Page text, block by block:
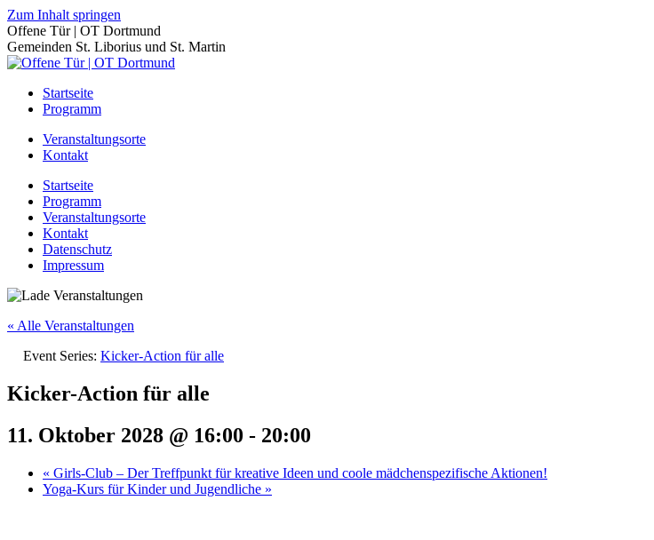
Zum Inhalt springen
Offene Tür | OT Dortmund
Gemeinden St. Liborius und St. Martin
Startseite
Programm
Veranstaltungsorte
Kontakt
Startseite
Programm
Veranstaltungsorte
Kontakt
Datenschutz
Impressum
« Alle Veranstaltungen
Event Series: Kicker-Action für alle
Kicker-Action für alle
11. Oktober 2028 @ 16:00 - 20:00
« Girls-Club – Der Treffpunkt für kreative Ideen und coole mädchenspezifische Aktionen!
Yoga-Kurs für Kinder und Jugendliche »